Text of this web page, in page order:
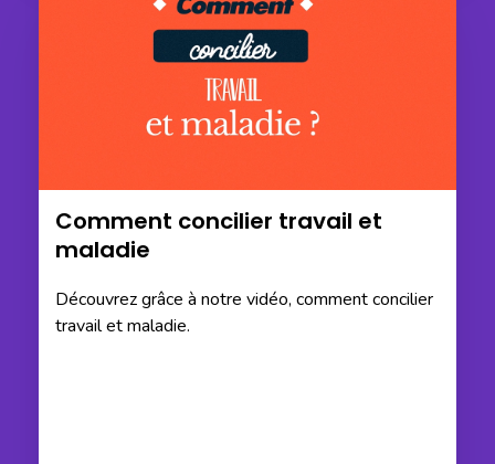
Comment concilier travail et
maladie
Découvrez grâce à notre vidéo, comment concilier
travail et maladie.